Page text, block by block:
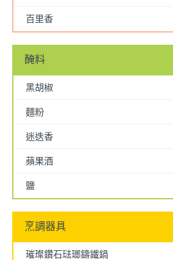
百里香
醃料
黑胡椒
麵粉
迷迭香
蘋果酒
鹽
烹調器具
璀璨鑽石琺瑯鑄鐵鍋